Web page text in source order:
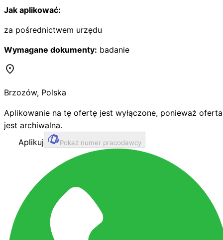
Jak aplikować:
za pośrednictwem urzędu
Wymagane dokumenty: badanie
Brzozów, Polska
Aplikowanie na tę ofertę jest wyłączone, ponieważ oferta
jest archiwalna.
Aplikuj
Pokaż numer pracodawcy